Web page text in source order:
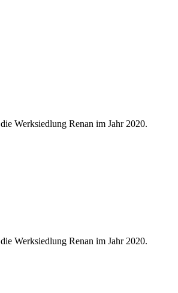
Werksiedlung Renan im Jahr 2020.
Werksiedlung Renan im Jahr 2020.